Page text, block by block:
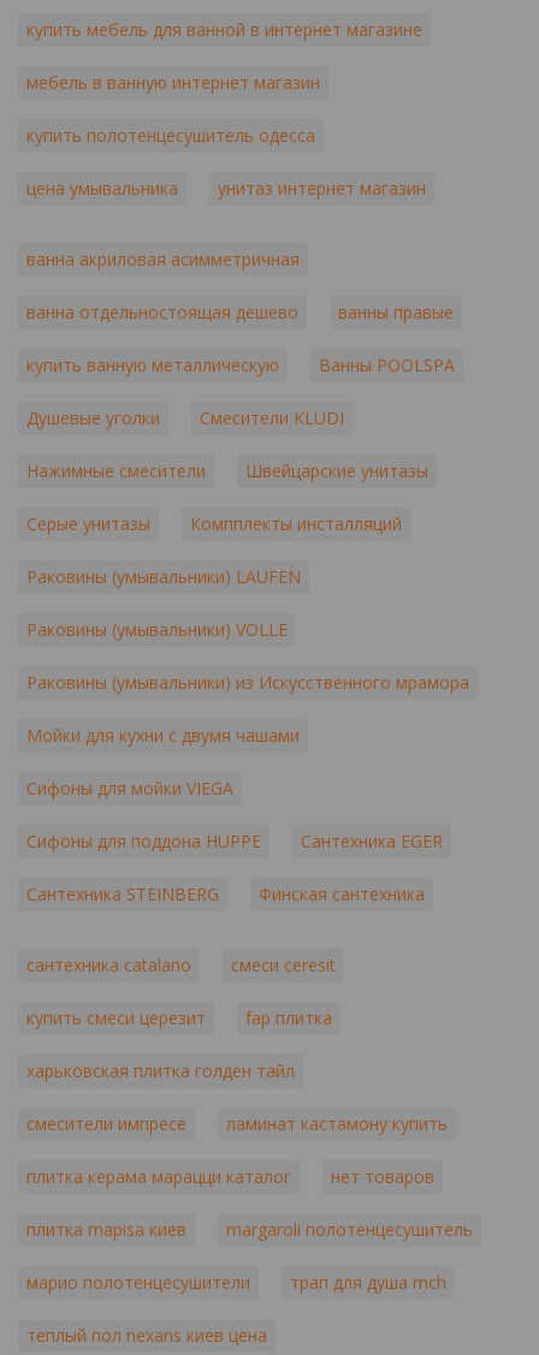
купить мебель для ванной в интернет магазине
мебель в ванную интернет магазин
купить полотенцесушитель одесса
цена умывальника унитаз интернет магазин
ванна акриловая асимметричная
ванна отдельностоящая дешево ванны правые
купить ванную металлическую Ванны POOLSPA
Душевые уголки Смесители KLUDI
Нажимные смесители Швейцарские унитазы
Серые унитазы Компплекты инсталляций
Раковины (умывальники) LAUFEN
Раковины (умывальники) VOLLE
Раковины (умывальники) из Искусственного мрамора
Мойки для кухни с двумя чашами
Сифоны для мойки VIEGA
Сифоны для поддона HUPPE Сантехника EGER
Сантехника STEINBERG Финская сантехника
сантехника catalano смеси ceresit
купить смеси церезит fap плитка
харьковская плитка голден тайл
смесители импресе ламинат кастамону купить
плитка керама марацци каталог нет товаров
плитка mapisa киев margaroli полотенцесушитель
марио полотенцесушители трап для душа mch
теплый пол nexans киев цена